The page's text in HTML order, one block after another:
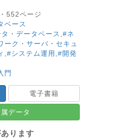
552ページ
ベース
・データベース #ネ
ーク・サーバ・セキュ
#システム運用 #開発
門
電子書籍
データ
ります